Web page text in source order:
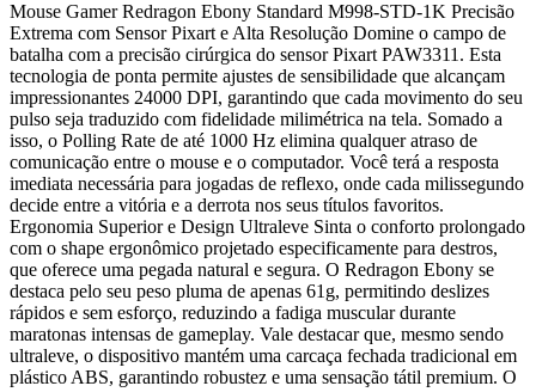
Mouse Gamer Redragon Ebony Standard M998-STD-1K Precisão
Extrema com Sensor Pixart e Alta Resolução Domine o campo de
batalha com a precisão cirúrgica do sensor Pixart PAW3311. Esta
tecnologia de ponta permite ajustes de sensibilidade que alcançam
impressionantes 24000 DPI, garantindo que cada movimento do seu
pulso seja traduzido com fidelidade milimétrica na tela. Somado a
isso, o Polling Rate de até 1000 Hz elimina qualquer atraso de
comunicação entre o mouse e o computador. Você terá a resposta
imediata necessária para jogadas de reflexo, onde cada milissegundo
decide entre a vitória e a derrota nos seus títulos favoritos.
Ergonomia Superior e Design Ultraleve Sinta o conforto prolongado
com o shape ergonômico projetado especificamente para destros,
que oferece uma pegada natural e segura. O Redragon Ebony se
destaca pelo seu peso pluma de apenas 61g, permitindo deslizes
rápidos e sem esforço, reduzindo a fadiga muscular durante
maratonas intensas de gameplay. Vale destacar que, mesmo sendo
ultraleve, o dispositivo mantém uma carcaça fechada tradicional em
plástico ABS, garantindo robustez e uma sensação tátil premium. O